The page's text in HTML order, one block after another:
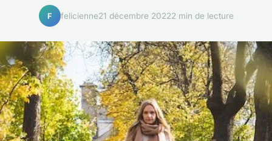
F felicienne21 décembre 20222 min de lecture